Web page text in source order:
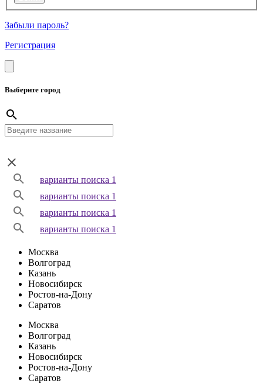
Забыли пароль?
Регистрация
Выберите город
варианты поиска 1
варианты поиска 1
варианты поиска 1
варианты поиска 1
Москва
Волгоград
Казань
Новосибирск
Ростов-на-Дону
Саратов
Москва
Волгоград
Казань
Новосибирск
Ростов-на-Дону
Саратов